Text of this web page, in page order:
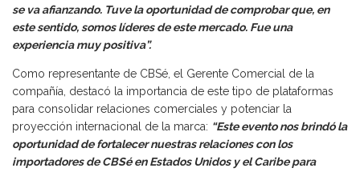
se va afianzando. Tuve la oportunidad de comprobar que, en
este sentido, somos líderes de este mercado. Fue una
experiencia muy positiva”.
Como representante de CBSé, el Gerente Comercial de la
compañía, destacó la importancia de este tipo de plataformas
para consolidar relaciones comerciales y potenciar la
proyección internacional de la marca: “Este evento nos brindó la
oportunidad de fortalecer nuestras relaciones con los
importadores de CBSé en Estados Unidos y el Caribe para